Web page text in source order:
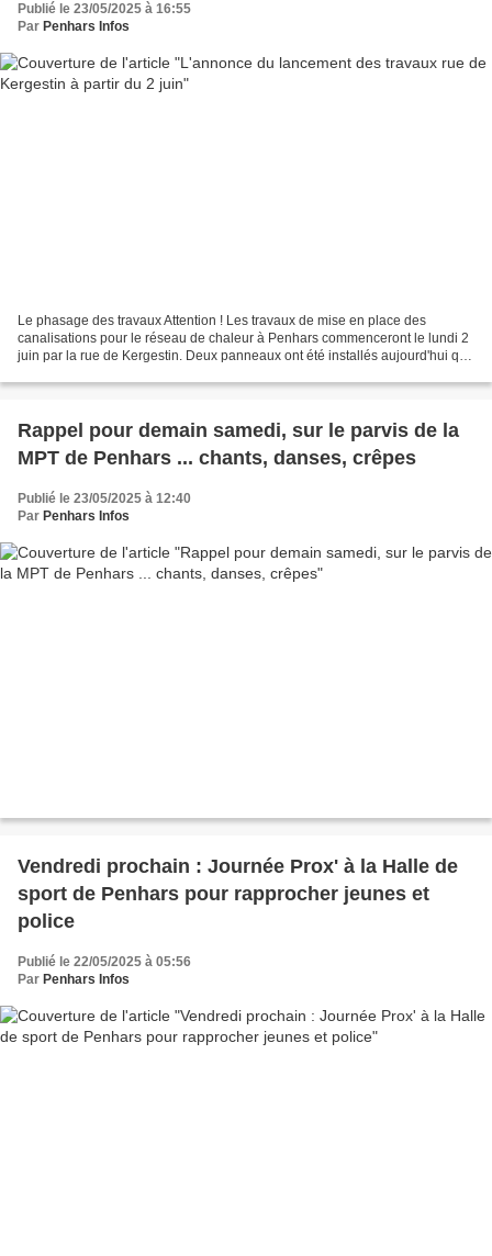
Publié le 23/05/2025 à 16:55
Par Penhars Infos
Le phasage des travaux Attention ! Les travaux de mise en place des
canalisations pour le réseau de chaleur à Penhars commenceront le lundi 2
juin par la rue de Kergestin. Deux panneaux ont été installés aujourd'hui qui
Rappel pour demain samedi, sur le parvis de la
MPT de Penhars ... chants, danses, crêpes
Publié le 23/05/2025 à 12:40
Par Penhars Infos
Vendredi prochain : Journée Prox' à la Halle de
sport de Penhars pour rapprocher jeunes et
police
Publié le 22/05/2025 à 05:56
Par Penhars Infos